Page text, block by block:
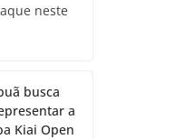
neste
busca
a
Kiai Open